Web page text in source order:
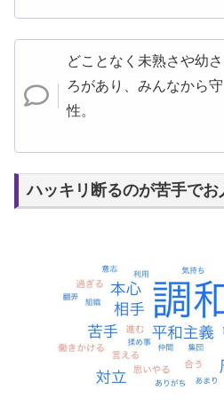
どことなく未熟さや幼
ろがあり、みんなから
性。
ハッキリ断るのが苦手で